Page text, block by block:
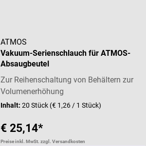
ATMOS
Vakuum-Serienschlauch für ATMOS-
Absaugbeutel
Zur Reihenschaltung von Behältern zur
Volumenerhöhung
Inhalt:20 Stück (€ 1,26 / 1 Stück)
€ 25,14*
Preise inkl. MwSt. zzgl. Versandkosten